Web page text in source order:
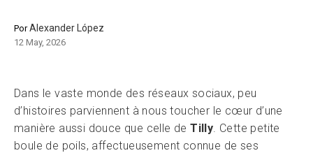
PorAlexander López
12 May, 2026
Dans le vaste monde des réseaux sociaux, peu
d’histoires parviennent à nous toucher le cœur d’une
manière aussi douce que celle deTilly . Cette petite
boule de poils, affectueusement connue de ses